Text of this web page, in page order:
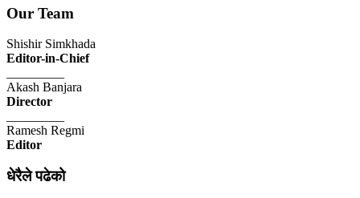
Our Team
Shishir Simkhada
Editor-in-Chief
Akash Banjara
Director
Ramesh Regmi
Editor
धेरैले पढेको